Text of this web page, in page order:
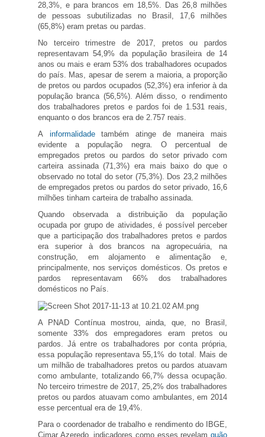
28,3%, e para brancos em 18,5%. Das 26,8 milhões
de pessoas subutilizadas no Brasil, 17,6 milhões
(65,8%) eram pretas ou pardas.
No terceiro trimestre de 2017, pretos ou pardos
representavam 54,9% da população brasileira de 14
anos ou mais e eram 53% dos trabalhadores ocupados
do país. Mas, apesar de serem a maioria, a proporção
de pretos ou pardos ocupados (52,3%) era inferior à da
população branca (56,5%). Além disso, o rendimento
dos trabalhadores pretos e pardos foi de 1.531 reais,
enquanto o dos brancos era de 2.757 reais.
A informalidadetambém atinge de maneira mais
evidente a população negra. O percentual de
empregados pretos ou pardos do setor privado com
carteira assinada (71,3%) era mais baixo do que o
observado no total do setor (75,3%). Dos 23,2 milhões
de empregados pretos ou pardos do setor privado, 16,6
milhões tinham carteira de trabalho assinada.
Quando observada a distribuição da população
ocupada por grupo de atividades, é possível perceber
que a participação dos trabalhadores pretos e pardos
era superior à dos brancos na agropecuária, na
construção, em alojamento e alimentação e,
principalmente, nos serviços domésticos. Os pretos e
pardos representavam 66% dos trabalhadores
domésticos no País.
A PNAD Contínua mostrou, ainda, que, no Brasil,
somente 33% dos empregadores eram pretos ou
pardos. Já entre os trabalhadores por conta própria,
essa população representava 55,1% do total. Mais de
um milhão de trabalhadores pretos ou pardos atuavam
como ambulante, totalizando 66,7% dessa ocupação.
No terceiro trimestre de 2017, 25,2% dos trabalhadores
pretos ou pardos atuavam como ambulantes, em 2014
esse percentual era de 19,4%.
Para o coordenador de trabalho e rendimento do IBGE,
Cimar Azeredo, indicadores como esses revelam quão